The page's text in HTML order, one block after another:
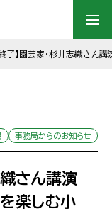
終了】園芸家・杉井志織さん
事務局からのお知らせ
織さん講演
を楽しむ小